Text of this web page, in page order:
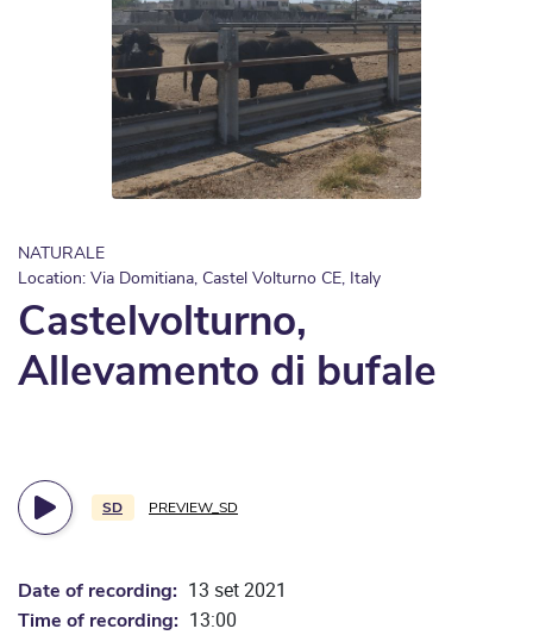
NATURALE
Location: Via Domitiana, Castel Volturno CE, Italy
Castelvolturno,
Allevamento di bufale
SD PREVIEW_SD
Date of recording: 13 set 2021
Time of recording: 13:00